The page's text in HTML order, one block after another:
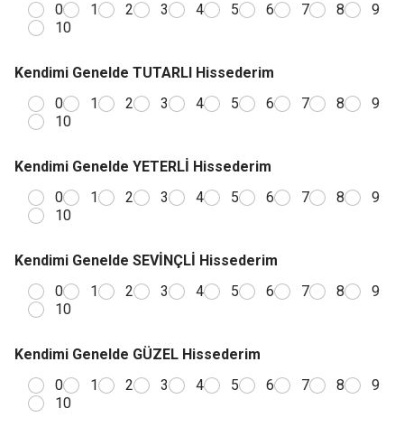
0
1 2 3 4 5 6 7 8
9
10
Kendimi Genelde TUTARLI Hissederim
0
1 2 3 4 5 6 7 8
9
10
Kendimi Genelde YETERLİ Hissederim
0
1 2 3 4 5 6 7 8
9
10
Kendimi Genelde SEVİNÇLİ Hissederim
0
1 2 3 4 5 6 7 8
9
10
Kendimi Genelde GÜZEL Hissederim
0
1 2 3 4 5 6 7 8
9
10